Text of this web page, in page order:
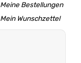
Meine Bestellungen
Mein Wunschzettel